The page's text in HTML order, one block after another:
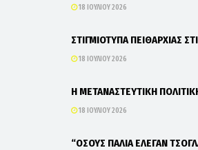
18 ΙΟΥΛΊΟΥ 2026
ΣΤΙΓΜΙΟΤΥΠΑ ΠΕΙΘΑΡΧΙΑΣ
18 ΙΟΥΛΊΟΥ 2026
Η ΜΕΤΑΝΑΣΤΕΥΤΙΚΗ
18 ΙΟΥΛΊΟΥ 2026
“ΟΣΟΥΣ ΠΑΛΙΑ ΕΛΕΓΑΝ